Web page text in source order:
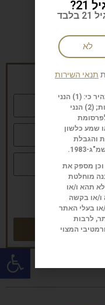
סיגאר
לא
תנאי השירות
בכניסה לאתר זה הנני מאשר ומצהיר כי: (1) הנני
בגיר אשר מלאו לו 21 שנים לפחות; (2) הנני
שמע כלשון
והגבלת
1983.
מספק את
מוחלטת
תהא ו/או
ו/או בקשה
או בעלי האתר
לרבות
המצוי